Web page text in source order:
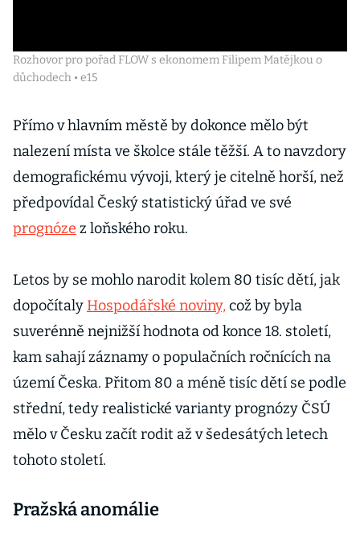
Rozhovor pro pořad FLOW s ekonomem Filipem Matějkou o
důchodech • e15
Přímo v hlavním městě by dokonce mělo být
nalezení místa ve školce stále těžší. A to navzdory
demografickému vývoji, který je citelně horší, než
předpovídal Český statistický úřad ve své
prognóze z loňského roku.
Letos by se mohlo narodit kolem 80 tisíc dětí, jak
dopočítaly Hospodářské noviny,což by byla
suverénně nejnižší hodnota od konce 18. století,
kam sahají záznamy o populačních ročnících na
území Česka. Přitom 80 a méně tisíc dětí se podle
střední, tedy realistické varianty prognózy ČSÚ
mělo v Česku začít rodit až v šedesátých letech
tohoto století.
Pražská anomálie